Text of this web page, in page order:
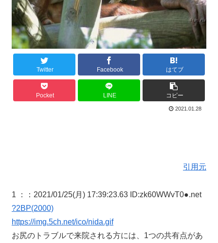
Twitter Facebook はてブ
Pocket LINE コピー
2021.01.28
引用元
1 ：
：2021/01/25(月) 17:39:23.63 ID:zk60WWvT0●.net
?2BP(2000)
https://img.5ch.net/ico/nida.gif
お尻のトラブルで来院される方には、1つの共有点があ